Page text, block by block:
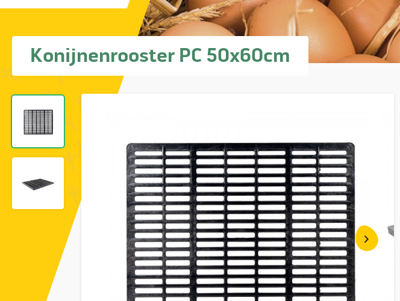
Konijnenrooster PC 50x60cm